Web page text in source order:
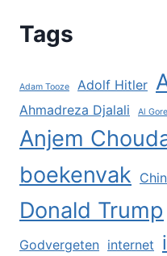
Tags
Adam Tooze Adolf Hitler
Ahmadreza Djalali Al Gore
Anjem
boekenvak
Donald Trump
Godvergeten internet